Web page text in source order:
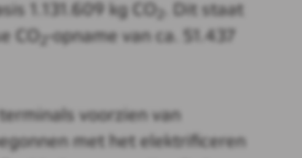
1.131.609 kg CO
. Dit staat
CO
-opname van ca. 51.437
voorzien van
met het elektrificeren